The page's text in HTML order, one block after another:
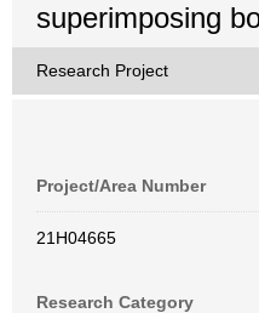
superimposing
Research Project
Project/Area Number
21H04665
Research Category